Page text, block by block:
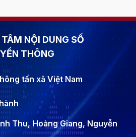
NỘI DUNG SỐ
THÔNG
tấn xã Việt Nam
Thu, Hoàng Giang, Nguyễn